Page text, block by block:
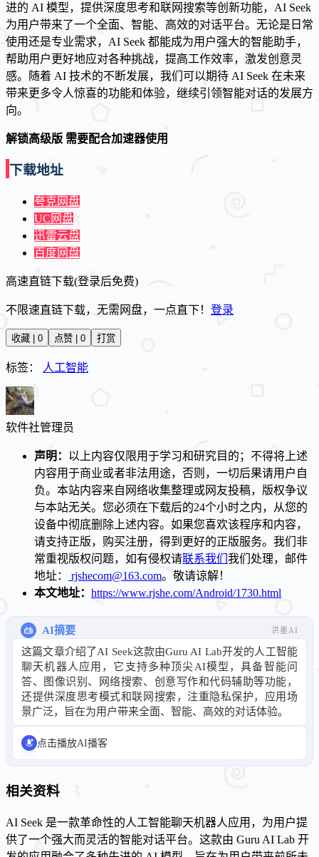
进的 AI 模型，提供深度思考和联网搜索等创新功能，AI Seek
为用户带来了一个全面、智能、高效的对话平台。无论是日常
使用还是专业需求，AI Seek 都能成为用户强大的智能助手，
帮助用户更好地应对各种挑战，提高工作效率，激发创意灵
感。随着 AI 技术的不断发展，我们可以期待 AI Seek 在未来
带来更多令人惊喜的功能和体验，继续引领智能对话的发展方
向。
解锁高级版 需要配合加速器使用
下载地址
夸克网盘
UC网盘
迅雷云盘
百度网盘
高速直链下载(登录后免费)
不限速直链下载，无需网盘，一点直下！ 登录
收藏 | 0 点赞 | 0 打赏
标签： 人工智能
软件社管理员
声明： 以上内容仅限用于学习和研究目的；不得将上述
内容用于商业或者非法用途，否则，一切后果请用户自
负。本站内容来自网络收集整理或网友投稿，版权争议
与本站无关。您必须在下载后的24个小时之内，从您的
设备中彻底删除上述内容。如果您喜欢该程序和内容，
请支持正版，购买注册，得到更好的正版服务。我们非
常重视版权问题，如有侵权请联系我们 我们处理，邮件
地址：
rjshecom@163.com。敬请谅解！
本文地址： https://www.rjshe.com/Android/1730.html
AI摘要 洪墨AI
这篇文章介绍了AI Seek这款由Guru AI Lab开发的人工智能
聊天机器人应用，它支持多种顶尖AI模型，具备智能问
答、图像识别、网络搜索、创意写作和代码辅助等功能，
还提供深度思考模式和联网搜索，注重隐私保护，应用场
景广泛，旨在为用户带来全面、智能、高效的对话体验。
点击播放AI播客
相关资料
AI Seek 是一款革命性的人工智能聊天机器人应用，为用户提
供了一个强大而灵活的智能对话平台。这款由 Guru AI Lab 开